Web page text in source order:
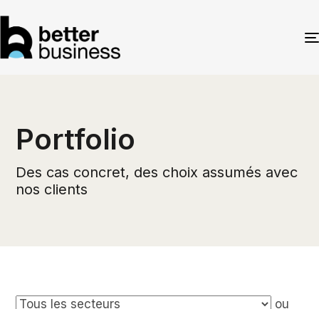
Portfolio
Des cas concret, des choix assumés avec
nos clients
ou